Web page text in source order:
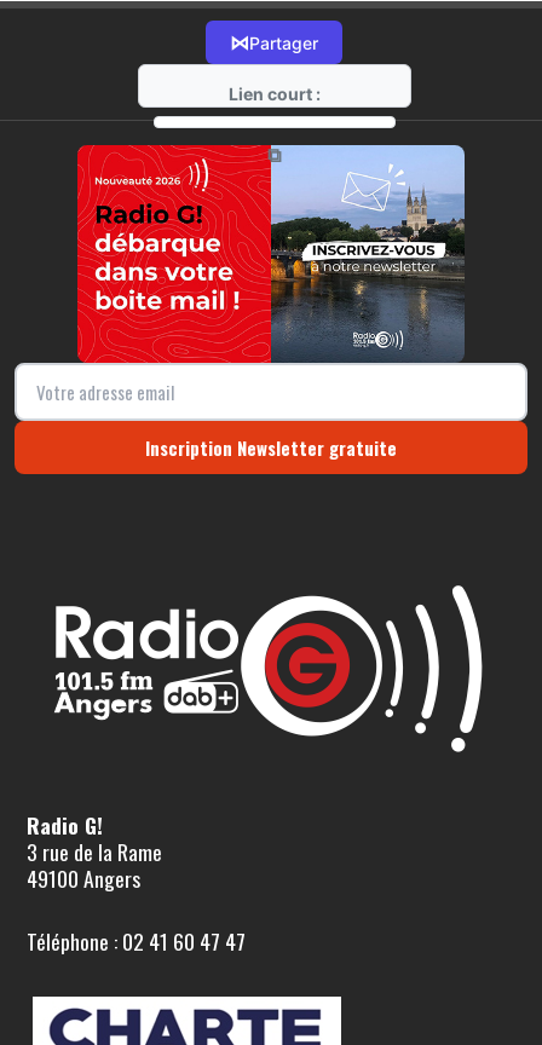
⋈Partager
Lien court :
https://radio-g.fr?9630
⧉
Inscription Newsletter gratuite
Radio G!
3 rue de la Rame
49100 Angers
Téléphone : 02 41 60 47 47